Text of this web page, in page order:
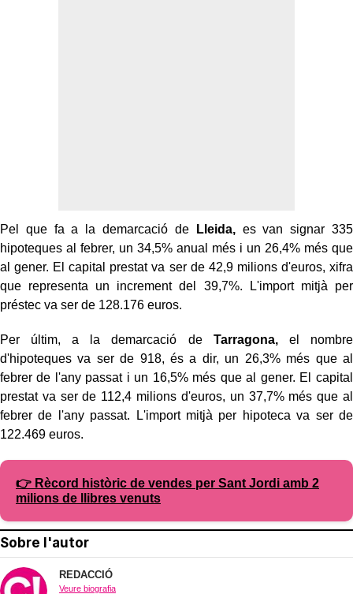
Pel que fa a la demarcació de Lleida,es van signar 335
hipoteques al febrer, un 34,5% anual més i un 26,4% més que
al gener. El capital prestat va ser de 42,9 milions d'euros, xifra
que representa un increment del 39,7%. L'import mitjà per
préstec va ser de 128.176 euros.
Per últim, a la demarcació de Tarragona,el nombre
d'hipoteques va ser de 918, és a dir, un 26,3% més que al
febrer de l'any passat i un 16,5% més que al gener. El capital
prestat va ser de 112,4 milions d'euros, un 37,7% més que al
febrer de l'any passat. L'import mitjà per hipoteca va ser de
122.469 euros.
👉 Rècord històric de vendes per Sant Jordi amb 2
milions de llibres venuts
Sobre l'autor
REDACCIÓ
Veure biografia